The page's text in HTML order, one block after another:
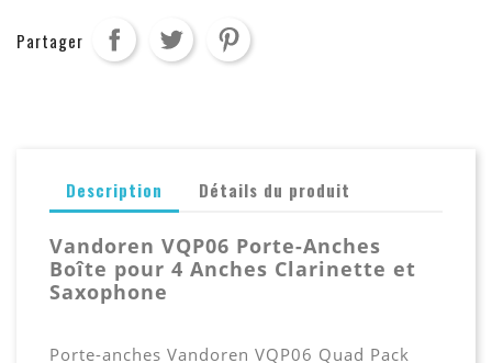
Partager
Description Détails du produit
Vandoren VQP06 Porte-Anches
Boîte pour 4 Anches Clarinette et
Saxophone
Porte-anches Vandoren VQP06 Quad Pack